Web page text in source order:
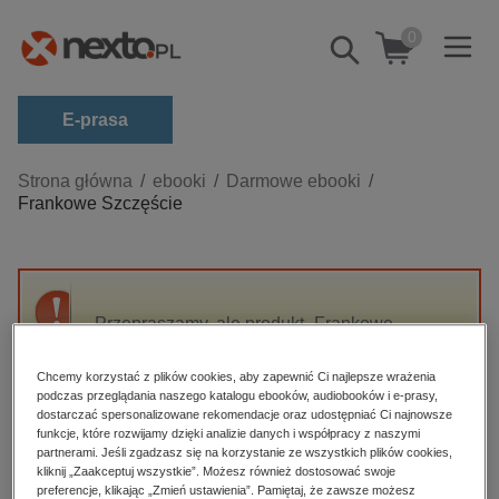
Pokaż/schowaj
wyszukiwarkę
0
E-prasa
Kategorie
Zobacz wszystkie E-prasa
budownictwo, aranżacja wnętrz
darmowe wydania
edukacja
hobby, sport, rozrywka
komputery, internet, technologie, informatyka
Strona główna ebooki
Darmowe ebooki
Frankowe Szczęście
Przepraszamy, ale produkt „Frankowe
High-contrast mode
Polecane
Chcemy korzystać z plików cookies, aby zapewnić Ci najlepsze wrażenia
podczas przeglądania naszego katalogu ebooków, audiobooków i e-prasy,
dostarczać spersonalizowane rekomendacje oraz udostępniać Ci najnowsze
funkcje, które rozwijamy dzięki analizie danych i współpracy z naszymi
partnerami. Jeśli zgadzasz się na korzystanie ze wszystkich plików cookies,
kliknij „Zaakceptuj wszystkie”. Możesz również dostosować swoje
preferencje, klikając „Zmień ustawienia”. Pamiętaj, że zawsze możesz